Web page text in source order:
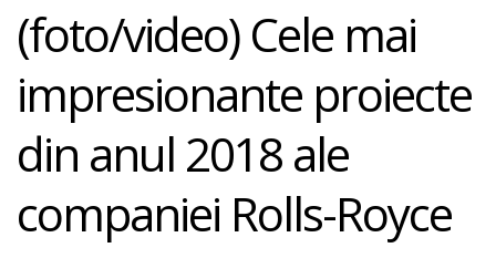
(foto/video) Cele mai
impresionante proiecte
din anul 2018 ale
companiei Rolls-Royce